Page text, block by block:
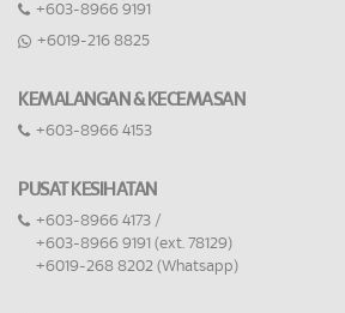
+603-8966 9191
+6019-216 8825
KEMALANGAN & KECEMASAN
+603-8966 4153
PUSAT KESIHATAN
+603-8966 4173 /
+603-8966 9191 (ext. 78129)
+6019-268 8202 (Whatsapp)